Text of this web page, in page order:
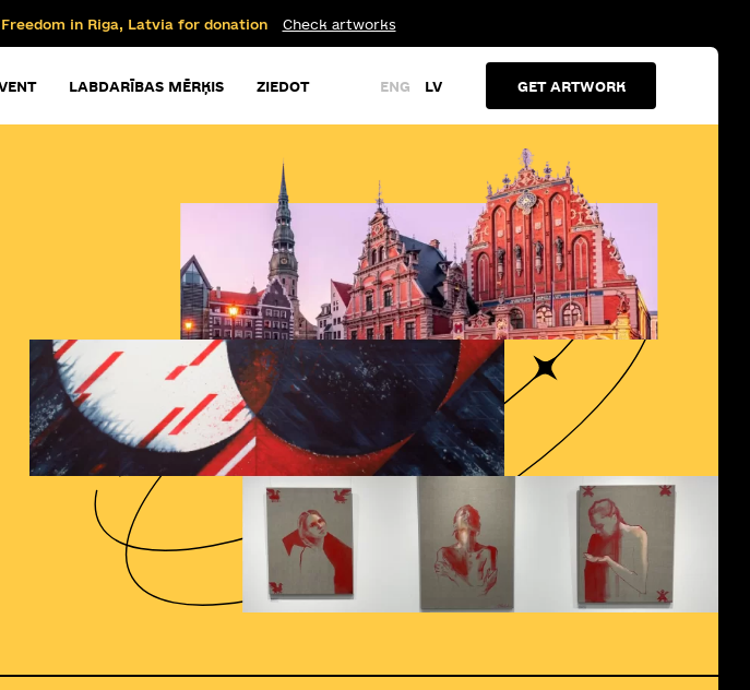
in Riga, Latvia for donation Check artworks
LABDARĪBAS MĒRĶIS ZIEDOT ENG LV GET ARTWORK